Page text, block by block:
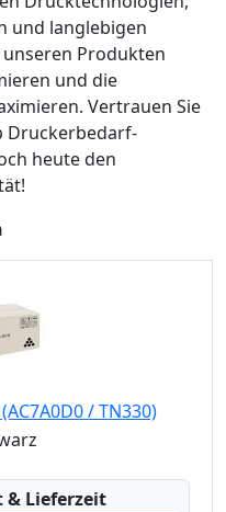
und langlebigen
Produkten
und die
Vertrauen Sie
Druckerbedarf-
heute den
/ TN330)
Lieferzeit